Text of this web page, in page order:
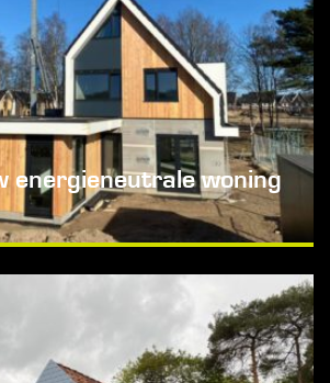
energieneutrale woning